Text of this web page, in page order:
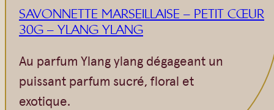
SAVONNETTE MARSEILLAISE – PETIT CŒUR
30G – YLANG YLANG
Au parfum Ylang ylang dégageant un
puissant parfum sucré, floral et
exotique.